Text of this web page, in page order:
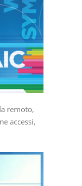
remoto,
accessi,